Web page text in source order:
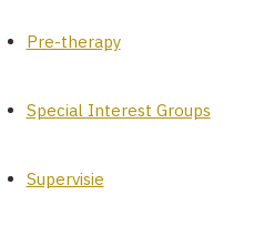
Pre-therapy
Special Interest Groups
Supervisie